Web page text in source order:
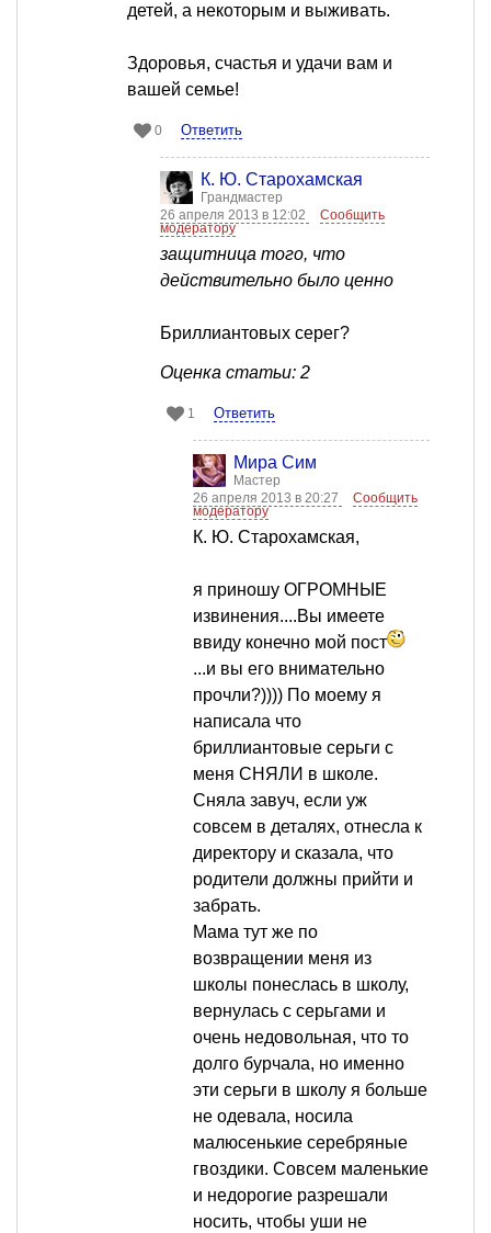
детей, а некоторым и выживать.
Здоровья, счастья и удачи вам и
вашей семье!
0 Ответить
К. Ю. Старохамская
Грандмастер
26 апреля 2013 в 12:02
Сообщить
модератору
защитница того, что
действительно было ценно
Бриллиантовых серег?
Оценка статьи: 2
1 Ответить
Мира Сим
Мастер
26 апреля 2013 в 20:27
Сообщить
модератору
К. Ю. Старохамская,
я приношу ОГРОМНЫЕ
извинения....Вы имеете
ввиду конечно мой пост
...и вы его внимательно
прочли?)))) По моему я
написала что
бриллиантовые серьги с
меня СНЯЛИ в школе.
Сняла завуч, если уж
совсем в деталях, отнесла к
директору и сказала, что
родители должны прийти и
забрать.
Мама тут же по
возвращении меня из
школы понеслась в школу,
вернулась с серьгами и
очень недовольная, что то
долго бурчала, но именно
эти серьги в школу я больше
не одевала, носила
малюсенькие серебряные
гвоздики. Совсем маленькие
и недорогие разрешали
носить, чтобы уши не